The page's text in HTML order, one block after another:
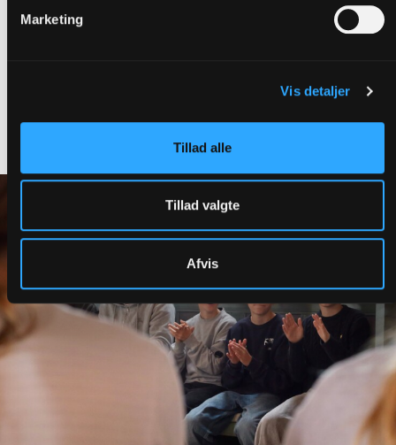
Marketing
Vis detaljer
Tillad alle
Tillad valgte
Afvis
undervisningen sammen.
ting, siger Carl-Emil Vinter Larsen, der går i Skive